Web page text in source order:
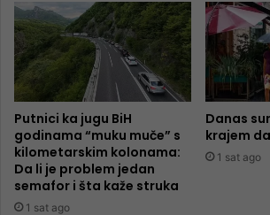
Putnici ka jugu BiH
godinama “muku muče” s
kilometarskim kolonama:
Da li je problem jedan
semafor i šta kaže struka
1 sat ago
Danas
krajem
1 sat ago